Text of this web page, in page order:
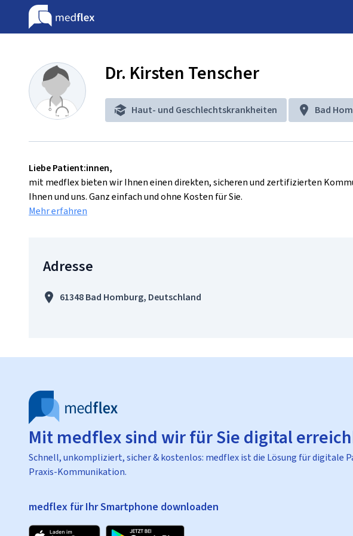
Dr. Kirsten Tenscher
Haut- und Geschlechtskrankheiten Bad
Liebe Patient:innen,
mit medflex bieten wir Ihnen einen direkten, sicheren und zertifizierten
Ihnen und uns. Ganz einfach und ohne Kosten für Sie.
Mehr erfahren
Adresse
61348 Bad Homburg, Deutschland
Mit medflex sind wir für Sie digital
Schnell, unkompliziert, sicher & kostenlos: medflex ist die Lösung für digitale
Praxis-Kommunikation.
medflex für Ihr Smartphone downloaden